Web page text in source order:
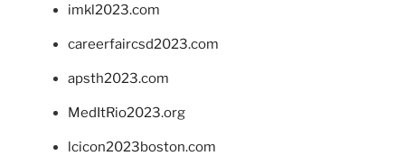
imkl2023.com
careerfaircsd2023.com
apsth2023.com
MedItRio2023.org
lcicon2023boston.com